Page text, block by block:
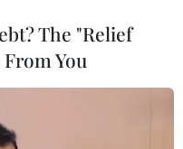
The "Relief
You